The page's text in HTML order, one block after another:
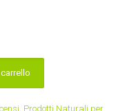
Prodotti Naturali per